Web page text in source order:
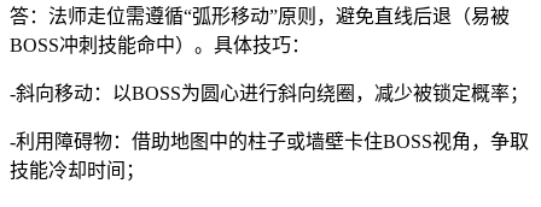
答：法师走位需遵循“弧形移动”原则，避免直线后退（易被
BOSS冲刺技能命中）。具体技巧：
-斜向移动：以BOSS为圆心进行斜向绕圈，减少被锁定概率；
-利用障碍物：借助地图中的柱子或墙壁卡住BOSS视角，争取
技能冷却时间；